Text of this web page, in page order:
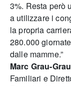
3%. Resta però
a utilizzare i
la propria
280.000
dalle mamme.”
Marc Grau-Grau
Familiari e